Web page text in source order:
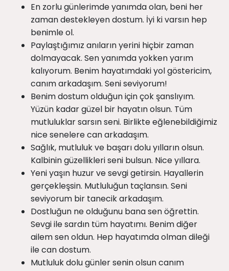
En zorlu günlerimde yanımda olan, beni her
zaman destekleyen dostum. İyi ki varsın hep
benimle ol.
Paylaştığımız anıların yerini hiçbir zaman
dolmayacak. Sen yanımda yokken yarım
kalıyorum. Benim hayatımdaki yol göstericim,
canım arkadaşım. Seni seviyorum!
Benim dostum olduğun için çok şanslıyım.
Yüzün kadar güzel bir hayatın olsun. Tüm
mutluluklar sarsın seni. Birlikte eğlenebildiğimiz
nice senelere can arkadaşım.
Sağlık, mutluluk ve başarı dolu yılların olsun.
Kalbinin güzellikleri seni bulsun. Nice yıllara.
Yeni yaşın huzur ve sevgi getirsin. Hayallerin
gerçekleşsin. Mutluluğun taçlansın. Seni
seviyorum bir tanecik arkadaşım.
Dostluğun ne olduğunu bana sen öğrettin.
Sevgi ile sardın tüm hayatımı. Benim diğer
ailem sen oldun. Hep hayatımda olman dileği
ile can dostum.
Mutluluk dolu günler senin olsun canım